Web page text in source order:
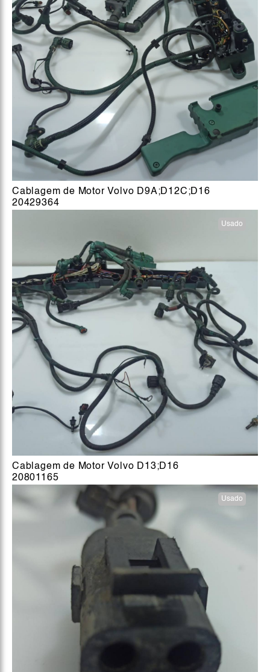
Cablagem de Motor Volvo D9A;D12C;D16
20429364
Usado
Cablagem de Motor Volvo D13;D16
20801165
Usado